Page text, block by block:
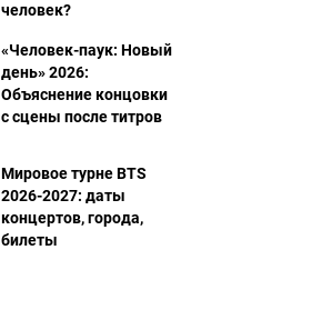
человек?
«Человек-паук: Новый
день» 2026:
Объяснение концовки
с сцены после титров
Мировое турне BTS
2026-2027: даты
концертов, города,
билеты